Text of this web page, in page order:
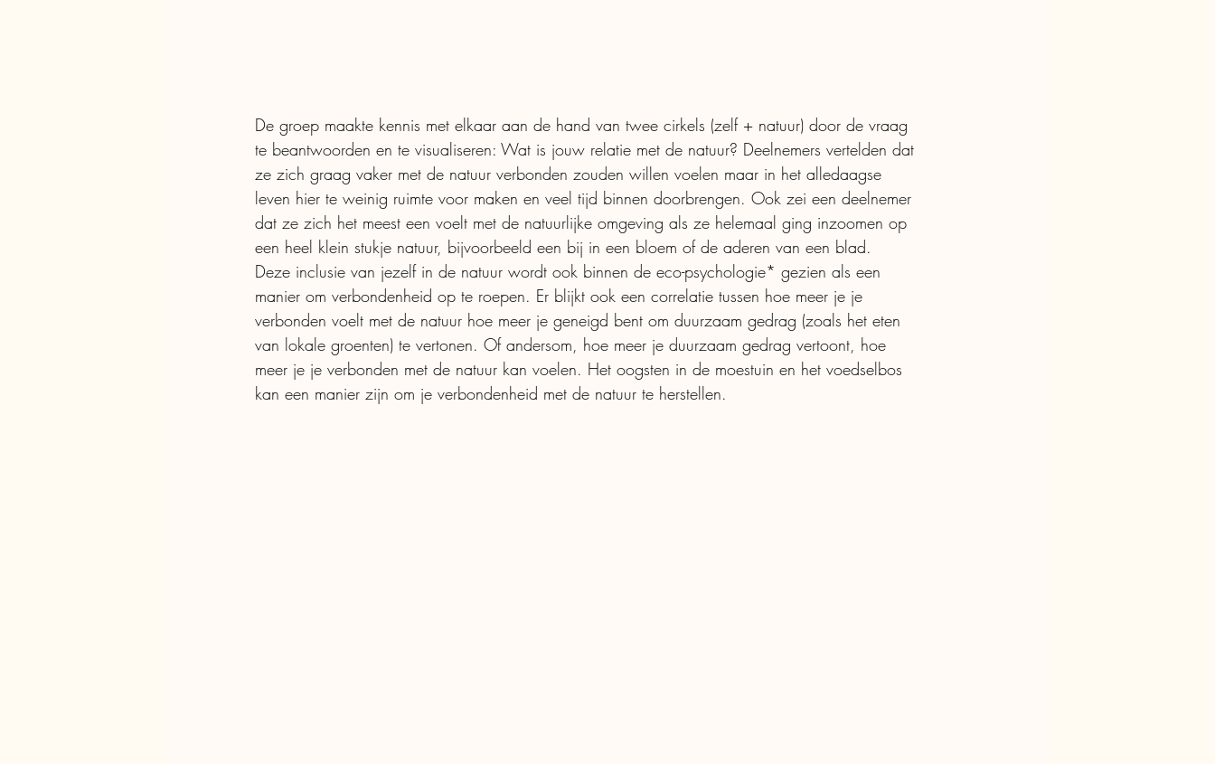
De groep maakte kennis met elkaar aan de hand van twee cirkels (zelf + natuur) door de vraag
te beantwoorden en te visualiseren: Wat is jouw relatie met de natuur? Deelnemers vertelden dat
ze zich graag vaker met de natuur verbonden zouden willen voelen maar in het alledaagse
leven hier te weinig ruimte voor maken en veel tijd binnen doorbrengen. Ook zei een deelnemer
dat ze zich het meest een voelt met de natuurlijke omgeving als ze helemaal ging inzoomen op
een heel klein stukje natuur, bijvoorbeeld een bij in een bloem of de aderen van een blad.
Deze inclusie van jezelf in de natuur wordt ook binnen de eco-psychologie* gezien als een
manier om verbondenheid op te roepen. Er blijkt ook een correlatie tussen hoe meer je je
verbonden voelt met de natuur hoe meer je geneigd bent om duurzaam gedrag (zoals het eten
van lokale groenten) te vertonen. Of andersom, hoe meer je duurzaam gedrag vertoont, hoe
meer je je verbonden met de natuur kan voelen. Het oogsten in de moestuin en het voedselbos
kan een manier zijn om je verbondenheid met de natuur te herstellen.